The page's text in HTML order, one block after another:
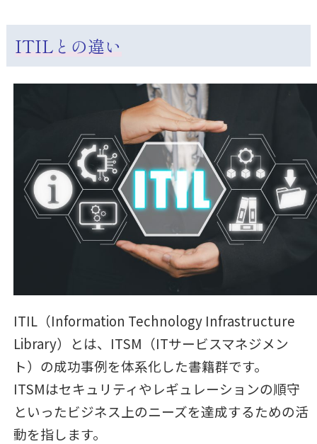
ITILとの違い
ITIL（Information Technology Infrastructure
Library）とは、ITSM（ITサービスマネジメン
ト）の成功事例を体系化した書籍群です。
ITSMはセキュリティやレギュレーションの順守
といったビジネス上のニーズを達成するための活
動を指します。